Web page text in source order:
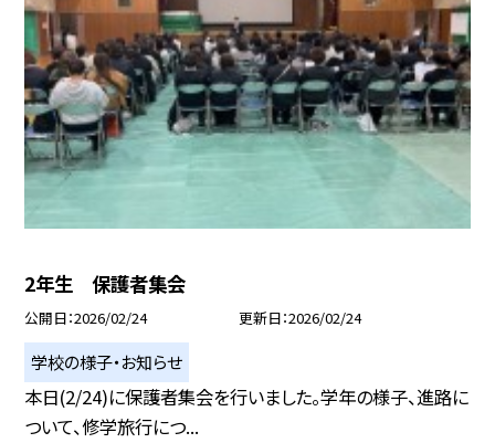
2年生 保護者集会
公開日 2026/02/24 更新日 2026/02/24
学校の様子・お知らせ
本日(2/24)に保護者集会を行いました。学年の様子、進路に
ついて、修学旅行につ...